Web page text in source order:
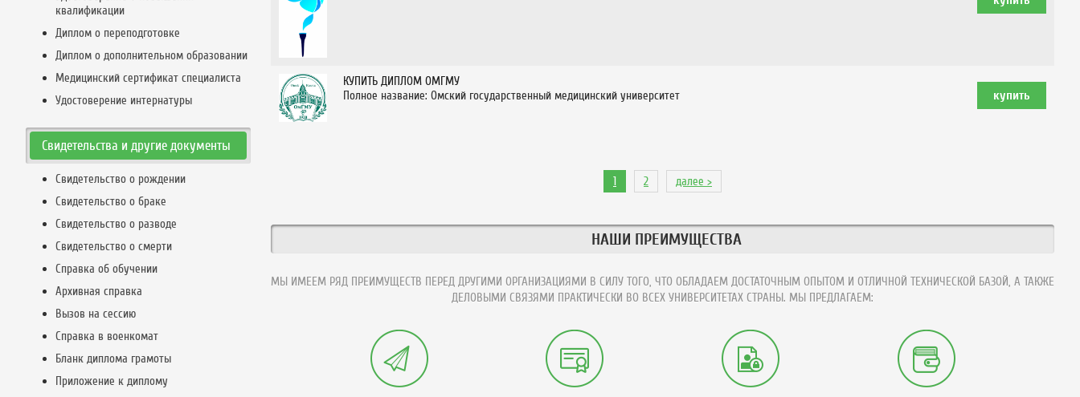
КУПИТЬ ДИПЛОМ ОМГМУ
Полное название: Омский государственный медицинский университет
1 2 далее >
НАШИ ПРЕИМУЩЕСТВА
МЫ ИМЕЕМ РЯД ПРЕИМУЩЕСТВ ПЕРЕД ДРУГИМИ ОРГАНИЗАЦИЯМИ В СИЛУ ТОГО, ЧТО ОБЛАДАЕМ ДОСТАТОЧНЫМ ОПЫТОМ И ОТЛИЧНОЙ ТЕХНИЧЕСКОЙ БАЗОЙ, А ТАКЖЕ
ДЕЛОВЫМИ СВЯЗЯМИ ПРАКТИЧЕСКИ ВО ВСЕХ УНИВЕРСИТЕТАХ СТРАНЫ. МЫ ПРЕДЛАГАЕМ:
квалификации
Диплом о переподготовке
Диплом о дополнительном образовании
Медицинский сертификат специалиста
Удостоверение интернатуры
Свидетельства и другие документы
Свидетельство о рождении
Свидетельство о браке
Свидетельство о разводе
Свидетельство о смерти
Справка об обучении
Архивная справка
Вызов на сессию
Справка в военкомат
Бланк диплома грамоты
Приложение к диплому